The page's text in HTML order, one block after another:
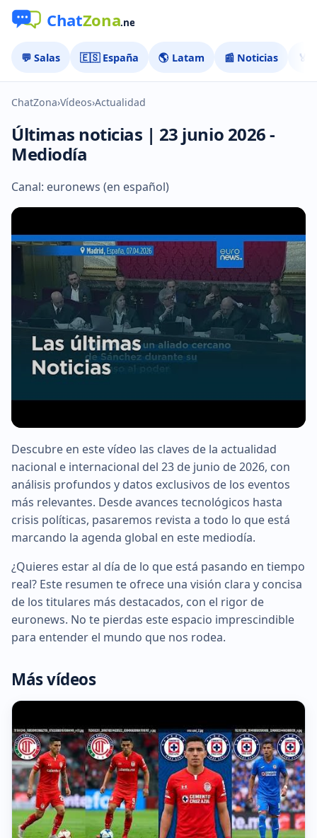
💬 Salas 🇪🇸 España 🌎 Latam 📰 Noticias 🏅
ChatZona›Vídeos›Actualidad
Últimas noticias | 23 junio 2026 -
Mediodía
Canal: euronews (en español)
▶
Descubre en este vídeo las claves de la actualidad
nacional e internacional del 23 de junio de 2026, con
análisis profundos y datos exclusivos de los eventos
más relevantes. Desde avances tecnológicos hasta
crisis políticas, pasaremos revista a todo lo que está
marcando la agenda global en este mediodía.
¿Quieres estar al día de lo que está pasando en tiempo
real? Este resumen te ofrece una visión clara y concisa
de los titulares más destacados, con el rigor de
euronews. No te pierdas este espacio imprescindible
para entender el mundo que nos rodea.
Más vídeos